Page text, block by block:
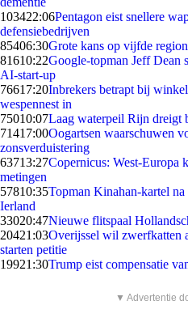
103422:06Pentagon eist snellere
defensiebedrijven
85406:30Grote kans op vijfde
81610:22Google-topman Jeff Dean
AI-start-up
76617:20Inbrekers betrapt bij
wespennest in
75010:07Laag waterpeil Rijn dreigt
71417:00Oogartsen waarschuwen
zonsverduistering
63713:27Copernicus: West-Europa
metingen
57810:35Topman Kinahan-kartel
Ierland
33020:47Nieuwe flitspaal
20421:03Overijssel wil zwerfkatten
starten petitie
19921:30Trump eist compensatie
▼ Advertentie